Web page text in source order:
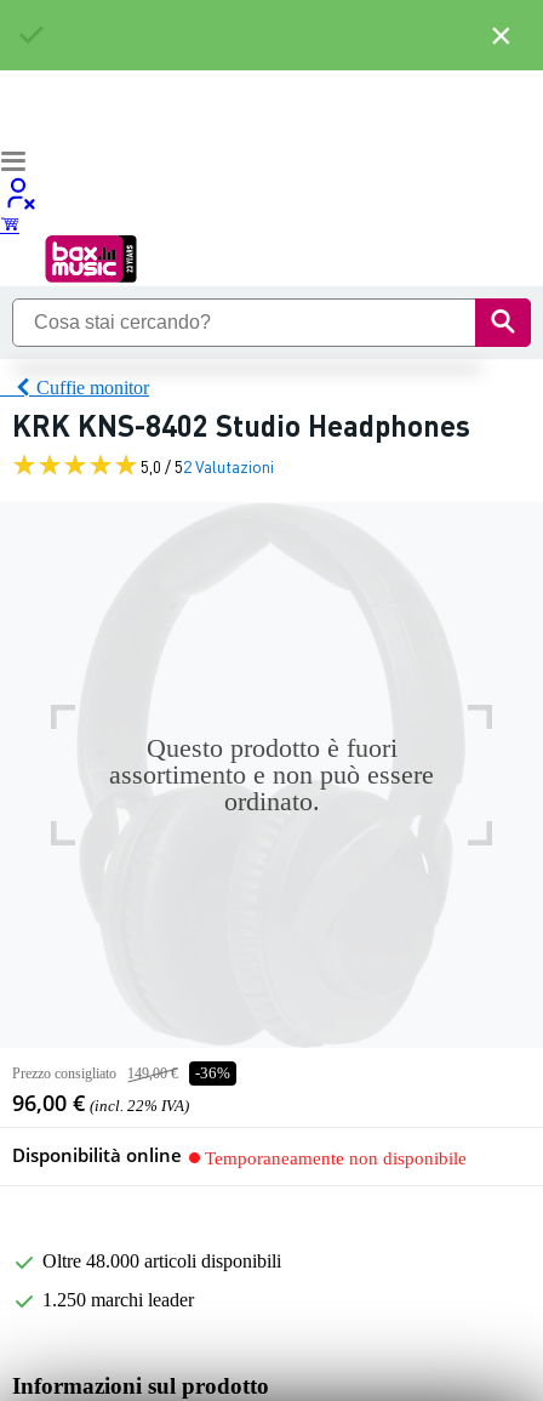
Cuffie monitor
KRK KNS-8402 Studio Headphones
5,0 / 52 Valutazioni
Questo prodotto è fuori
assortimento e non può essere
ordinato.
Prezzo consigliato 149,00 € -36%
96,00 € (incl. 22% IVA)
Disponibilità online Temporaneamente non disponibile
Oltre 48.000 articoli disponibili
1.250 marchi leader
Informazioni sul prodotto
×